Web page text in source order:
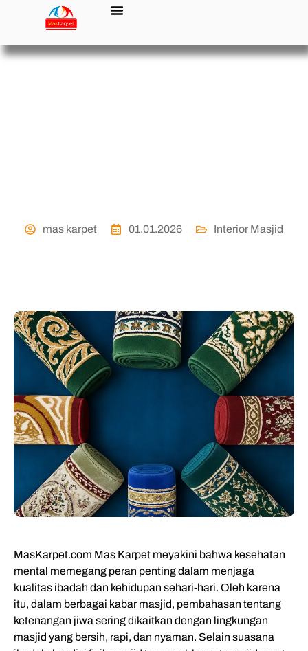
mas karpet 01.01.2026 Interior Masjid
MasKarpet.com Mas Karpet meyakini bahwa kesehatan
mental memegang peran penting dalam menjaga
kualitas ibadah dan kehidupan sehari-hari. Oleh karena
itu, dalam berbagai kabar masjid, pembahasan tentang
ketenangan jiwa sering dikaitkan dengan lingkungan
masjid yang bersih, rapi, dan nyaman. Selain suasana